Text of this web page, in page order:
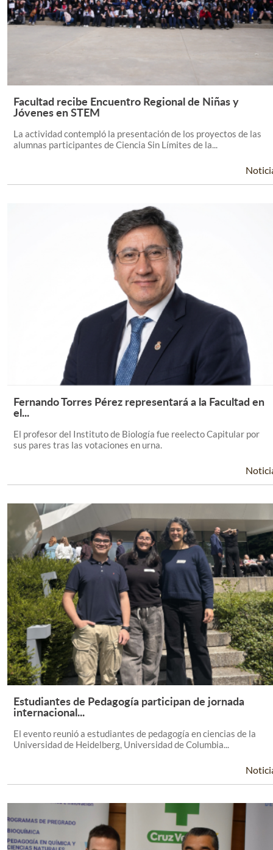
Leer Más +
Facultad recibe Encuentro Regional de Niñas y
Jóvenes en STEM
La actividad contempló la presentación de los proyectos de las
alumnas participantes de Ciencia Sin Límites de la...
Leer Más +
Fernando Torres Pérez representará a la Facultad en
el...
El profesor del Instituto de Biología fue reelecto Capitular por
sus pares tras las votaciones en urna.
Leer Más +
Estudiantes de Pedagogía participan de jornada
internacional...
El evento reunió a estudiantes de pedagogía en ciencias de la
Universidad de Heidelberg, Universidad de Columbia...